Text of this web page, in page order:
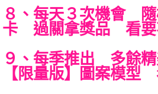
８、每天３次機會
卡 過關拿獎品 看要
９、每季推出 多餘
【限量版】圖案模型